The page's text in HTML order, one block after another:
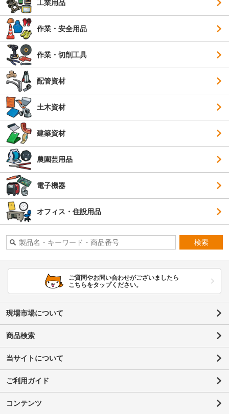
工業用品
作業・安全用品
作業・切削工具
配管資材
土木資材
建築資材
農園芸用品
電子機器
オフィス・住設用品
検索
ご質問やお問い合わせがございましたら
こちらをタップください。
現場市場について
商品検索
当サイトについて
ご利用ガイド
コンテンツ